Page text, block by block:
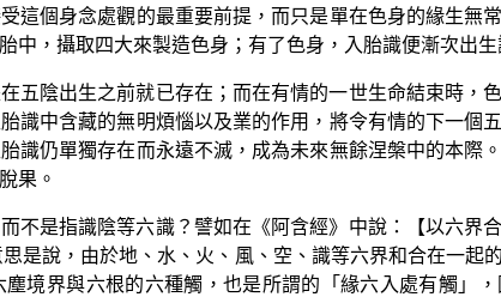
這個身念處觀的最重要前提，而只是單在色身的緣生無
中，攝取四大來製造色身；有了色身，入胎識便漸次出
五陰出生之前就已存在；而在有情的一世生命結束時，
識中含藏的無明煩惱以及業的作用，將令有情的下一個
識仍單獨存在而永遠不滅，成為未來無餘涅槃中的本際
果。
不是指識陰等六識？譬如在《阿含經》中說：【以六界
是說，由於地、水、火、風、空、識等六界和合在一起
境界與六根的六種觸，也是所謂的「緣六入處有觸」